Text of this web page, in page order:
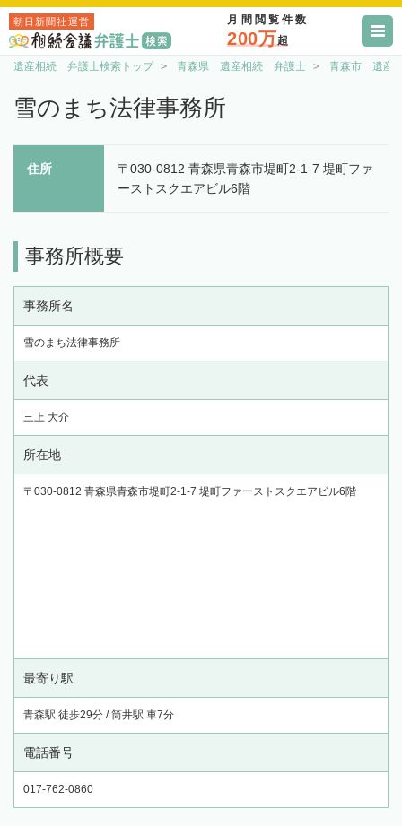
朝日新聞社運営 月間閲覧件数
200万超
遺産相続 弁護士検索トップ 青森県 遺産相続 弁護士 青森市 遺産
雪のまち法律事務所
住所
〒030-0812 青森県青森市堤町2-1-7 堤町ファ
ーストスクエアビル6階
事務所概要
事務所名
雪のまち法律事務所
代表
三上 大介
所在地
〒030-0812 青森県青森市堤町2-1-7 堤町ファーストスクエアビル6階
最寄り駅
青森駅 徒歩29分 / 筒井駅 車7分
電話番号
017-762-0860